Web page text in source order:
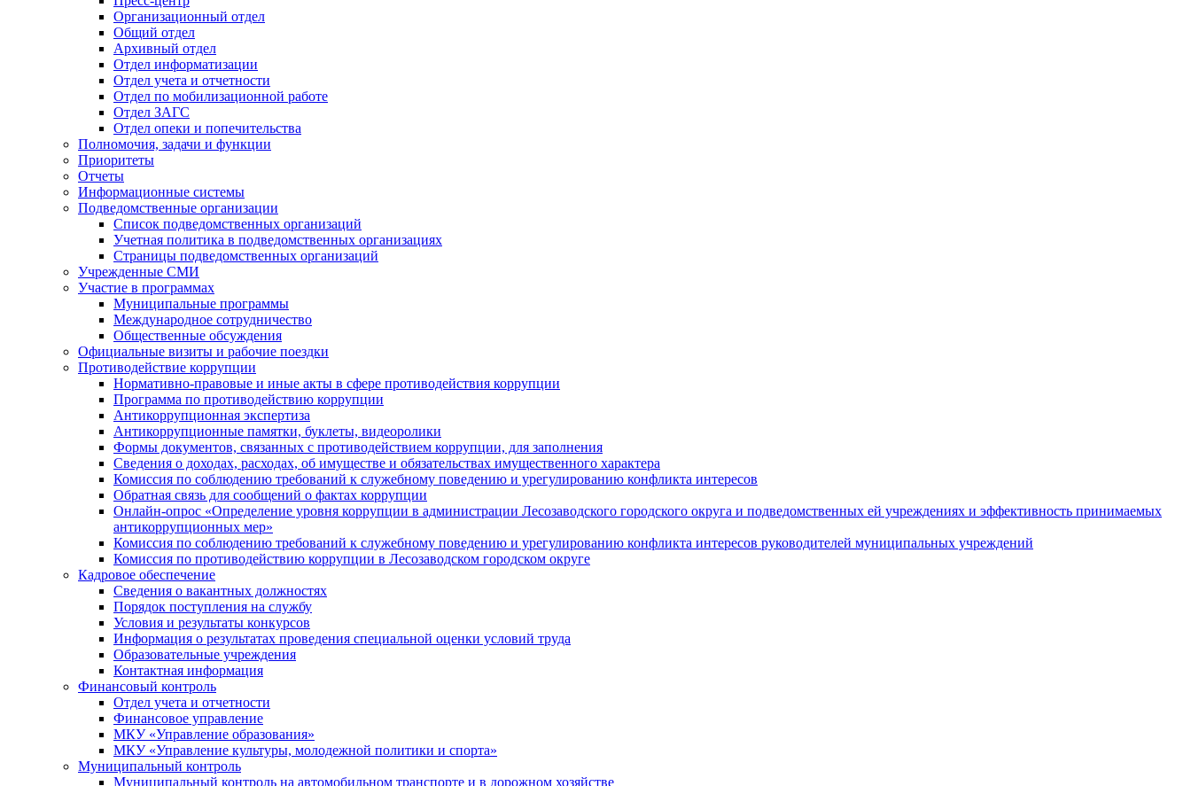
Организационный отдел
Общий отдел
Архивный отдел
Отдел информатизации
Отдел учета и отчетности
Отдел по мобилизационной работе
Отдел ЗАГС
Отдел опеки и попечительства
Полномочия, задачи и функции
Приоритеты
Отчеты
Информационные системы
Подведомственные организации
Список подведомственных организаций
Учетная политика в подведомственных организациях
Страницы подведомственных организаций
Учрежденные СМИ
Участие в программах
Муниципальные программы
Международное сотрудничество
Общественные обсуждения
Официальные визиты и рабочие поездки
Противодействие коррупции
Нормативно-правовые и иные акты в сфере противодействия коррупции
Программа по противодействию коррупции
Антикоррупционная экспертиза
Антикоррупционные памятки, буклеты, видеоролики
Формы документов, связанных с противодействием коррупции, для заполнения
Сведения о доходах, расходах, об имуществе и обязательствах имущественного характера
Комиссия по соблюдению требований к служебному поведению и урегулированию конфликта интересов
Обратная связь для сообщений о фактах коррупции
Онлайн-опрос «Определение уровня коррупции в администрации Лесозаводского городского округа и подведомственных ей учреждениях и эффективность принимаемых
антикоррупционных мер»
Комиссия по соблюдению требований к служебному поведению и урегулированию конфликта интересов руководителей муниципальных учреждений
Комиссия по противодействию коррупции в Лесозаводском городском округе
Кадровое обеспечение
Сведения о вакантных должностях
Порядок поступления на службу
Условия и результаты конкурсов
Информация о результатах проведения специальной оценки условий труда
Образовательные учреждения
Контактная информация
Финансовый контроль
Отдел учета и отчетности
Финансовое управление
МКУ «Управление образования»
МКУ «Управление культуры, молодежной политики и спорта»
Муниципальный контроль
Муниципальный контроль на автомобильном транспорте и в дорожном хозяйстве